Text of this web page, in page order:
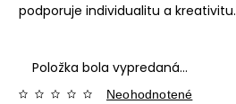
podporuje individualitu a kreativitu.
Položka bola vypredaná…
Neohodnotené